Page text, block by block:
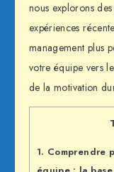
nous explorons
expériences
management plus
votre équipe vers
de la motivation
1. Comprendre